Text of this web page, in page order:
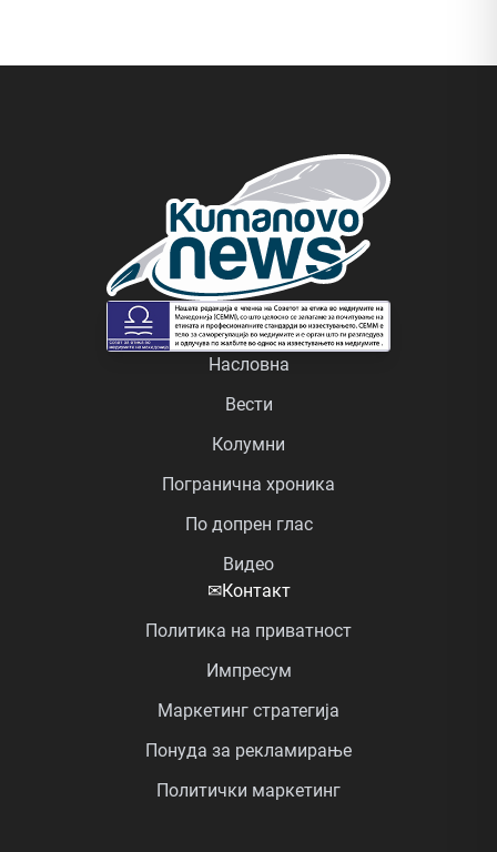
Насловна
Вести
Колумни
Погранична хроника
По допрен глас
Видео
✉Контакт
Политика на приватност
Импресум
Маркетинг стратегија
Понуда за рекламирање
Политички маркетинг